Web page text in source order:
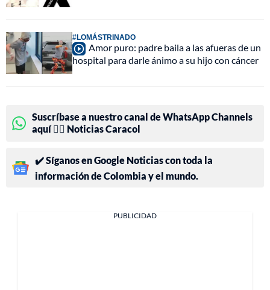
#LOMÁSTRINADO
Amor puro: padre baila a las afueras de un
hospital para darle ánimo a su hijo con cáncer
Suscríbase a nuestro canal de WhatsApp Channels
aquí 👉🏻 Noticias Caracol
✔️ Síganos en Google Noticias con toda la
información de Colombia y el mundo.
PUBLICIDAD